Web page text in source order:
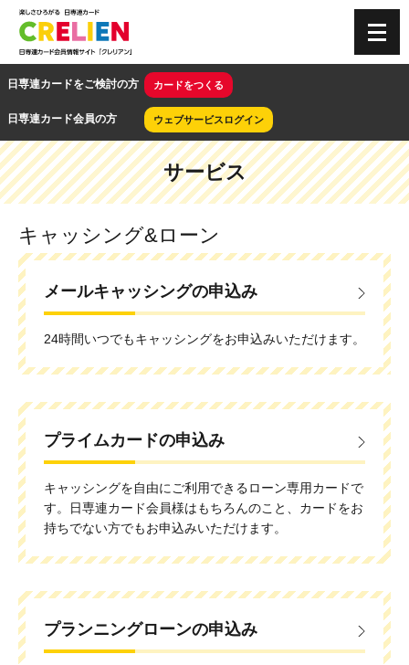
CRELIEN |
日専連カードをご検討の方 カードをつくる
日専連カード会員の方 ウェブサービスログイン
サービス
キャッシング&ローン
メールキャッシングの申込み
24時間いつでもキャッシングをお申込みいただけます。
プライムカードの申込み
キャッシングを自由にご利用できるローン専用カードで
す。日専連カード会員様はもちろんのこと、カードをお
持ちでない方でもお申込みいただけます。
プランニングローンの申込み